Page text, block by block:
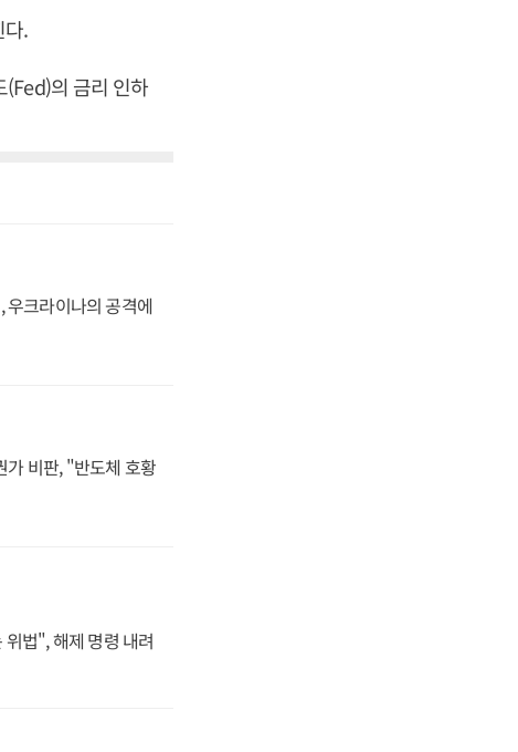
.
(Fed)의 금리 인하
크라이나의 공격에
가 비판, "반도체 호황
법", 해제 명령 내려